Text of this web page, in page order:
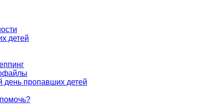
детей
пропавших детей